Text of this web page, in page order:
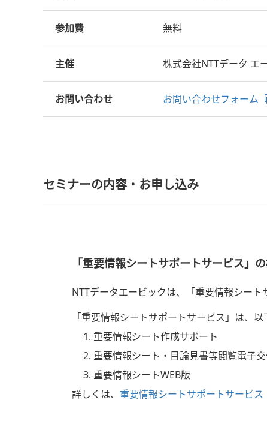
参加費 無料
主催 株式会社NTTデータ エ
お問い合わせ お問い合わせフォーム
セミナーの内容・お申し込み
「重要情報シートサポートサービス」
NTTデータエービックは、「重要情報シー
「重要情報シートサポートサービス」は、
重要情報シート作成サポート
重要情報シート・目論見書等閲覧電子
重要情報シートWEB版
詳しくは、 重要情報シートサポートサービス